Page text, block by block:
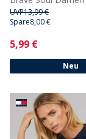
UVP13,99 €
Spare8,00 €
Current
5,99 €
Neu